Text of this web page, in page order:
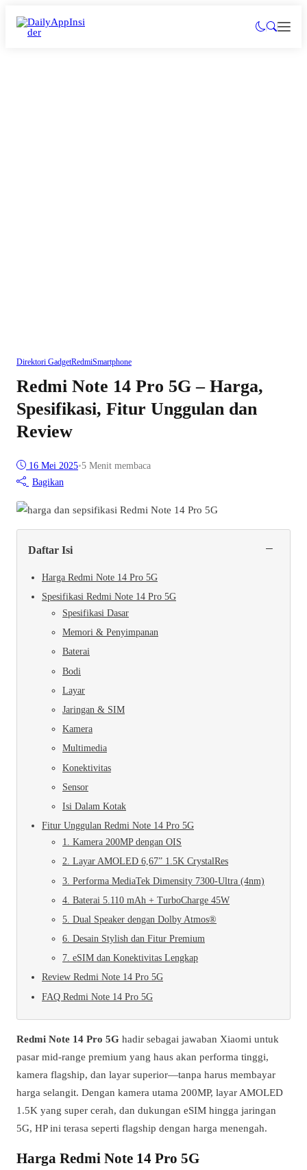
Direktori GadgetRedmiSmartphone
Redmi Note 14 Pro 5G – Harga,
Spesifikasi, Fitur Unggulan dan
Review
16 Mei 2025•5 Menit membaca
Bagikan
Daftar Isi −
Harga Redmi Note 14 Pro 5G
Spesifikasi Redmi Note 14 Pro 5G
Spesifikasi Dasar
Memori & Penyimpanan
Baterai
Bodi
Layar
Jaringan & SIM
Kamera
Multimedia
Konektivitas
Sensor
Isi Dalam Kotak
Fitur Unggulan Redmi Note 14 Pro 5G
1. Kamera 200MP dengan OIS
2. Layar AMOLED 6,67” 1.5K CrystalRes
3. Performa MediaTek Dimensity 7300-Ultra (4nm)
4. Baterai 5.110 mAh + TurboCharge 45W
5. Dual Speaker dengan Dolby Atmos®
6. Desain Stylish dan Fitur Premium
7. eSIM dan Konektivitas Lengkap
Review Redmi Note 14 Pro 5G
FAQ Redmi Note 14 Pro 5G
Redmi Note 14 Pro 5G hadir sebagai jawaban Xiaomi untuk
pasar mid-range premium yang haus akan performa tinggi,
kamera flagship, dan layar superior—tanpa harus membayar
harga selangit. Dengan kamera utama 200MP, layar AMOLED
1.5K yang super cerah, dan dukungan eSIM hingga jaringan
5G, HP ini terasa seperti flagship dengan harga menengah.
Harga Redmi Note 14 Pro 5G